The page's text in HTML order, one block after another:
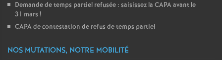
Demande de temps partiel refusée : saisissez la CAPA avant le
31 mars !
CAPA de contestation de refus de temps partiel
NOS MUTATIONS, NOTRE MOBILITÉ